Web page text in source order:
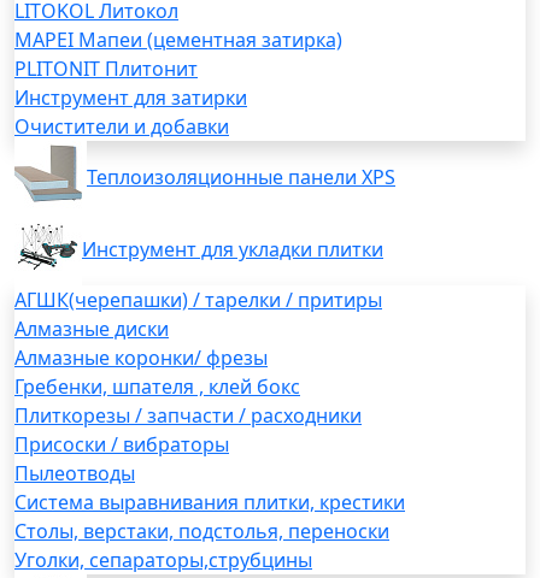
LITOKOL Литокол
MAPEI Мапеи (цементная затирка)
PLITONIT Плитонит
Инструмент для затирки
Очистители и добавки
Теплоизоляционные панели XPS
Инструмент для укладки плитки
АГШК(черепашки) / тарелки / притиры
Алмазные диски
Алмазные коронки/ фрезы
Гребенки, шпателя , клей бокс
Плиткорезы / запчасти / расходники
Присоски / вибраторы
Пылеотводы
Система выравнивания плитки, крестики
Столы, верстаки, подстолья, переноски
Уголки, сепараторы,струбцины